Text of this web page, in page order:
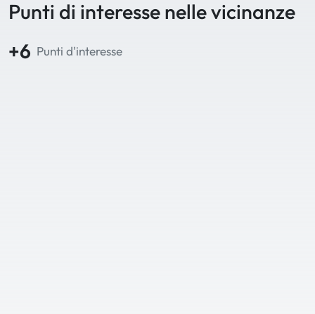
Punti di interesse nelle vicinanze
+6 Punti d'interesse